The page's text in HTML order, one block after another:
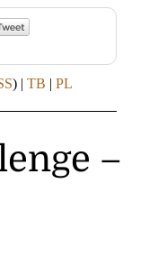
) | TB | PL
–